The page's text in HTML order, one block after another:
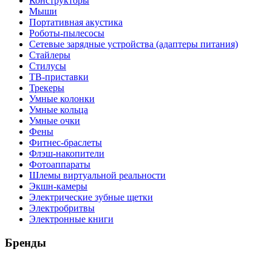
Мыши
Портативная акустика
Роботы-пылесосы
Сетевые зарядные устройства (адаптеры питания)
Стайлеры
Стилусы
ТВ-приставки
Трекеры
Умные колонки
Умные кольца
Умные очки
Фены
Фитнес-браслеты
Флэш-накопители
Фотоаппараты
Шлемы виртуальной реальности
Экшн-камеры
Электрические зубные щетки
Электробритвы
Электронные книги
Бренды